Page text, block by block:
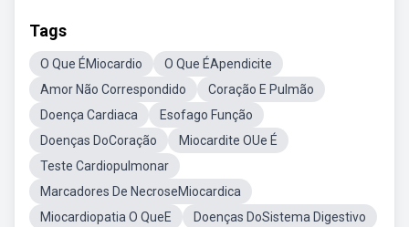
Tags
O Que ÉMiocardio
O Que ÉApendicite
Amor Não Correspondido
Coração E Pulmão
Doença Cardiaca
Esofago Função
Doenças DoCoração
Miocardite OUe É
Teste Cardiopulmonar
Marcadores De NecroseMiocardica
Miocardiopatia O QueE
Doenças DoSistema Digestivo